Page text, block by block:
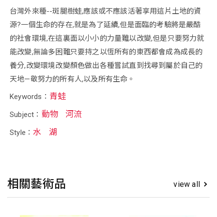
台灣外來種--斑腿樹蛙,應該或不應該活著享用這片土地的資
源?一個生命的存在,就是為了延續,但是面臨的考驗將是嚴酷
的社會環境,在這裏面以小小的力量難以改變,但是只要努力就
能改變,無論多困難只要持之以恆所有的東西都會成為成長的
養分,改變環境改變顏色做出各種嘗試直到找尋到屬於自己的
天地—敬努力的所有人,以及所有生命。
Keywords： 青蛙
Subject： 動物 河流
Style：水 湖
相關藝術品 view all